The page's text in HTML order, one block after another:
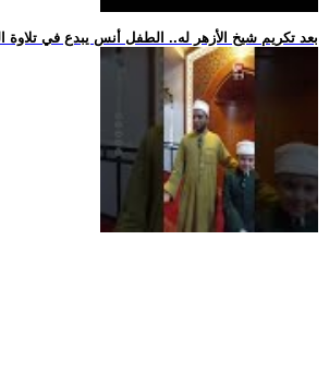
.. بعد تكريم شيخ الأزهر له.. الطفل أنس يبدع في تلاوة